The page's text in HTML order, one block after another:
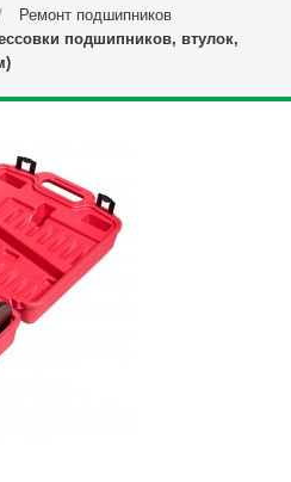
Ремонт подшипников
подшипников, втулок,